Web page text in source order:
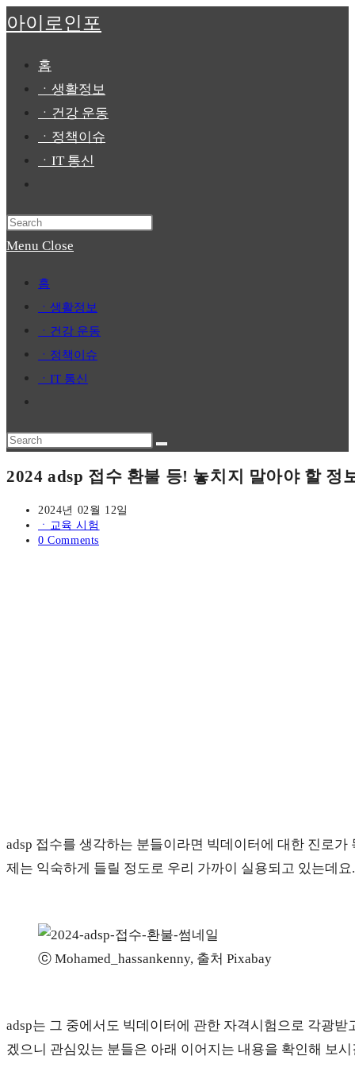
Skip
content
아이로인포
홈
ㆍ생활정보
ㆍ건강 운동
ㆍ정책이슈
ㆍIT 통신
search
Menu Close
홈
ㆍ생활정보
ㆍ건강 운동
ㆍ정책이슈
ㆍIT 통신
search
Search
website
2024 adsp 접수 환불 등! 놓치지 말아야 할 정
Post
published:
2024년 02월 12일
Post
category:
ㆍ교육 시험
Post
0 Comments
adsp 접수를 생각하는 분들이라면 빅데이터에 대한 진로
제는 익숙하게 들릴 정도로 우리 가까이 실용되고 있는데요.
ⓒ Mohamed_hassankenny, 출처 Pixabay
adsp는 그 중에서도 빅데이터에 관한 자격시험으로 각광
겠으니 관심있는 분들은 아래 이어지는 내용을 확인해 보